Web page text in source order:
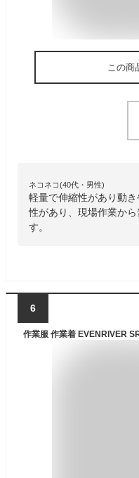
この商
ネコネコ(40代・男性)
軽量で伸縮性があり動
性があり、現場作業か
す。
6